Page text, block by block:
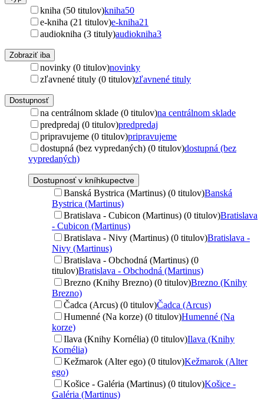
kniha (50 titulov)kniha50
e-kniha (21 titulov)e-kniha21
audiokniha (3 tituly)audiokniha3
Zobraziť iba
novinky (0 titulov)novinky
zľavnené tituly (0 titulov)zľavnené tituly
Dostupnosť
na centrálnom sklade (0 titulov)na centrálnom sklade
predpredaj (0 titulov)predpredaj
pripravujeme (0 titulov)pripravujeme
dostupná (bez vypredaných) (0 titulov)dostupná (bez
vypredaných)
Dostupnosť v kníhkupectve
Banská Bystrica (Martinus) (0 titulov)Banská
Bystrica (Martinus)
Bratislava - Cubicon (Martinus) (0 titulov)Bratislava
- Cubicon (Martinus)
Bratislava - Nivy (Martinus) (0 titulov)Bratislava -
Nivy (Martinus)
Bratislava - Obchodná (Martinus) (0
titulov)Bratislava - Obchodná (Martinus)
Brezno (Knihy Brezno) (0 titulov)Brezno (Knihy
Brezno)
Čadca (Arcus) (0 titulov)Čadca (Arcus)
Humenné (Na korze) (0 titulov)Humenné (Na
korze)
Ilava (Knihy Kornélia) (0 titulov)Ilava (Knihy
Kornélia)
Kežmarok (Alter ego) (0 titulov)Kežmarok (Alter
ego)
Košice - Galéria (Martinus) (0 titulov)Košice -
Galéria (Martinus)